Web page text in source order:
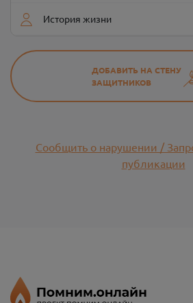
История жизни
ДОБАВИТЬ НА СТЕНУ
ЗАЩИТНИКОВ
Сообщить о нарушении /
публикации